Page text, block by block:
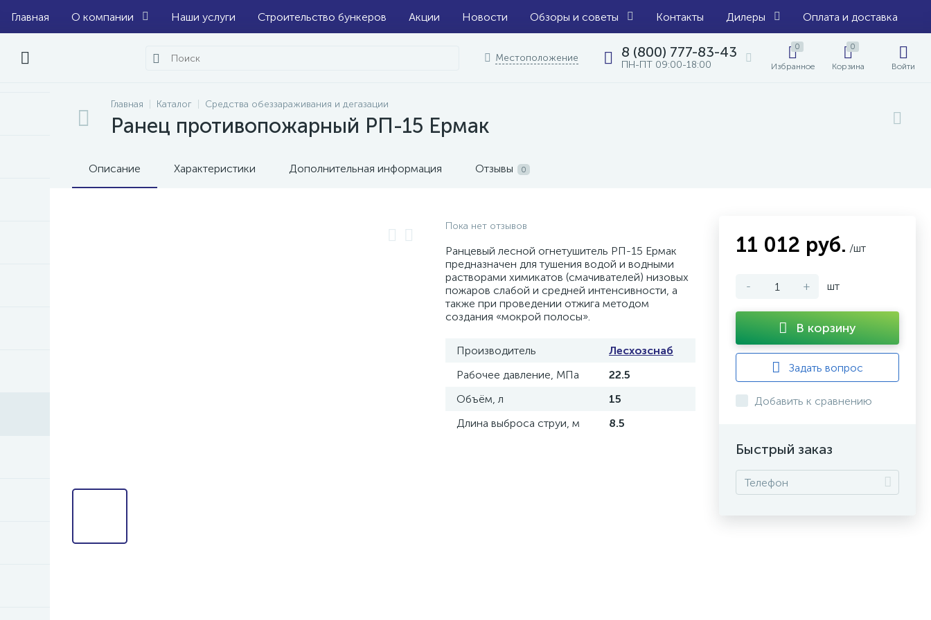
Главная О компании Наши услуги Строительство бункеров Акции Новости Обзоры и советы Контакты Дилеры Оплата и доставка
Местоположение 8 (800) 777-83-43
ПН-ПТ 09:00-18:00
0
Избранное
0
Корзина Войти
Главная Каталог Средства обеззараживания и дегазации
Ранец противопожарный РП-15 Ермак
Описание Характеристики Дополнительная информация Отзывы 0
Пока нет отзывов
Ранцевый лесной огнетушитель РП-15 Ермак
предназначен для тушения водой и водными
растворами химикатов (смачивателей) низовых
пожаров слабой и средней интенсивности, а
также при проведении отжига методом
создания «мокрой полосы».
Производитель
Лесхозснаб
Рабочее давление, МПа
22.5
Объём, л
15
Длина выброса струи, м
8.5
11 012 руб. /шт
- + шт
В корзину
Задать вопрос
Добавить к сравнению
Быстрый заказ